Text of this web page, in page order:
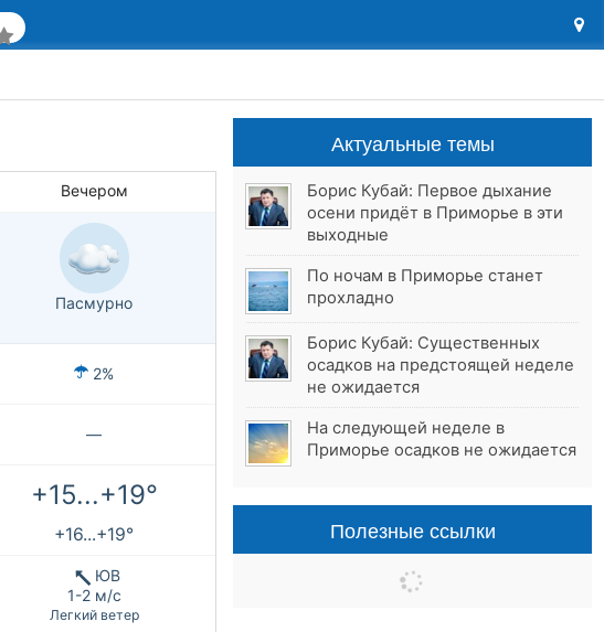
Вечером
Пасмурно
2%
—
+15...+19°
+16...+19°
ЮВ
1-2 м/с
Легкий ветер
Актуальные темы
Борис Кубай: Первое дыхание
осени придёт в Приморье в эти
выходные
По ночам в Приморье станет
прохладно
Борис Кубай: Существенных
осадков на предстоящей неделе
не ожидается
На следующей неделе в
Приморье осадков не ожидается
Полезные ссылки